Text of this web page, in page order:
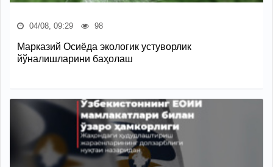
04/08, 09:29 98
Марказий Осиёда экологик устуворлик
йўналишларини баҳолаш